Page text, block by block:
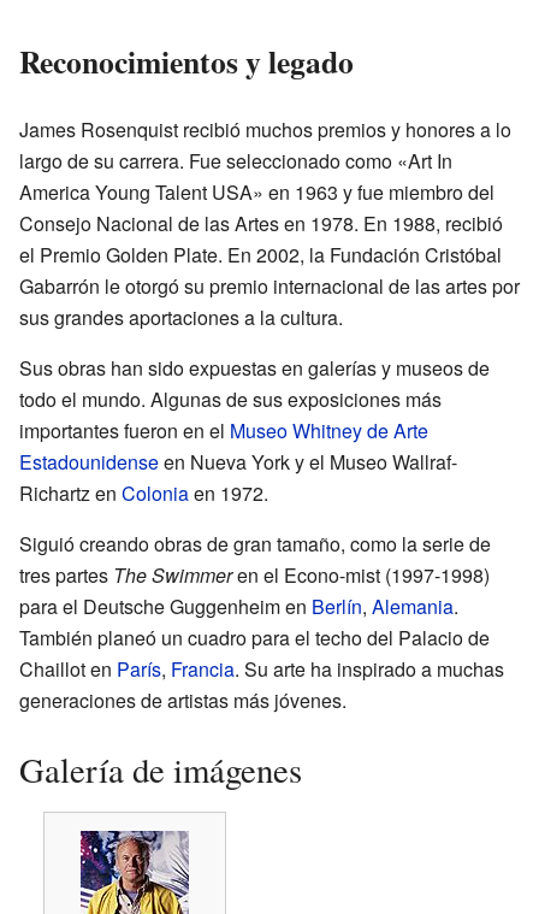
Reconocimientos y legado
James Rosenquist recibió muchos premios y honores a lo
largo de su carrera. Fue seleccionado como «Art In
America Young Talent USA» en 1963 y fue miembro del
Consejo Nacional de las Artes en 1978. En 1988, recibió
el Premio Golden Plate. En 2002, la Fundación Cristóbal
Gabarrón le otorgó su premio internacional de las artes por
sus grandes aportaciones a la cultura.
Sus obras han sido expuestas en galerías y museos de
todo el mundo. Algunas de sus exposiciones más
importantes fueron en el Museo Whitney de Arte
Estadounidenseen Nueva York y el Museo Wallraf-
Richartz en Coloniaen 1972.
Siguió creando obras de gran tamaño, como la serie de
tres partes The Swimmeren el Econo-mist (1997-1998)
para el Deutsche Guggenheim en Berlín, Alemania.
También planeó un cuadro para el techo del Palacio de
Chaillot en París, Francia. Su arte ha inspirado a muchas
generaciones de artistas más jóvenes.
Galería de imágenes